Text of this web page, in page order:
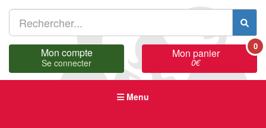
Mon compte
Se connecter
Mon panier
0€
0
Menu